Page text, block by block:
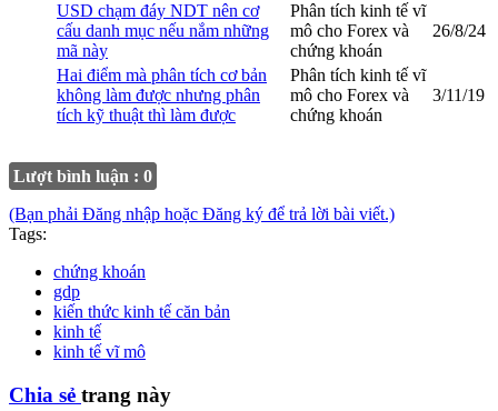
USD chạm đáy NDT nên cơ
cấu danh mục nếu nắm những
mã này
Phân tích kinh tế vĩ
mô cho Forex và
chứng khoán
26/8/24
Hai điểm mà phân tích cơ bản
không làm được nhưng phân
tích kỹ thuật thì làm được
Phân tích kinh tế vĩ
mô cho Forex và
chứng khoán
3/11/19
Lượt bình luận : 0
(Bạn phải Đăng nhập hoặc Đăng ký để trả lời bài viết.)
Tags:
chứng khoán
gdp
kiến thức kinh tế căn bản
kinh tế
kinh tế vĩ mô
Chia sẻ trang này